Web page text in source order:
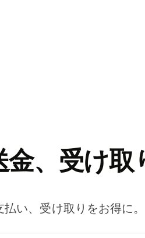
金、受け取
い、受け取りをお得に